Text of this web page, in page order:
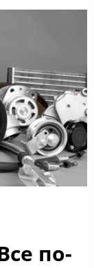
по-